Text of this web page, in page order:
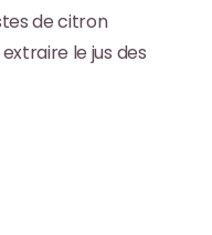
de citron
le jus des